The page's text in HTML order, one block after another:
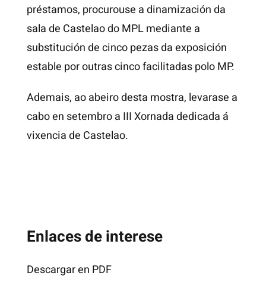
préstamos, procurouse a dinamización da
sala de Castelao do MPL mediante a
substitución de cinco pezas da exposición
estable por outras cinco facilitadas polo MP.
Ademais, ao abeiro desta mostra, levarase a
cabo en setembro a III Xornada dedicada á
vixencia de Castelao.
Enlaces de interese
Descargar en PDF